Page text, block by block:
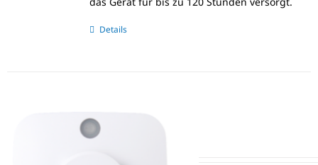
Details